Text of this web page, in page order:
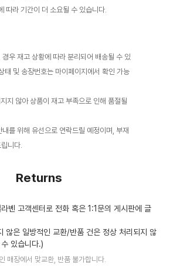
따라 기간이 더 소요될 수 있습니다.
우 재고 상황에 따라 분리되어 배송될 수 있
태 및 송장번호는 마이페이지에서 확인 가능
지 않아 상품이 재고 부족으로 인해 품절될
를 위해 유선으로 연락드릴 예정이며, 부재
니다.
Returns
벤 고객센터로 전화 혹은 1:1문의 게시판에 글
않은 일방적인 교환/반품 건은 정상 처리되지 않
있습니다.)
매장에서 맞교환, 반품 불가합니다.